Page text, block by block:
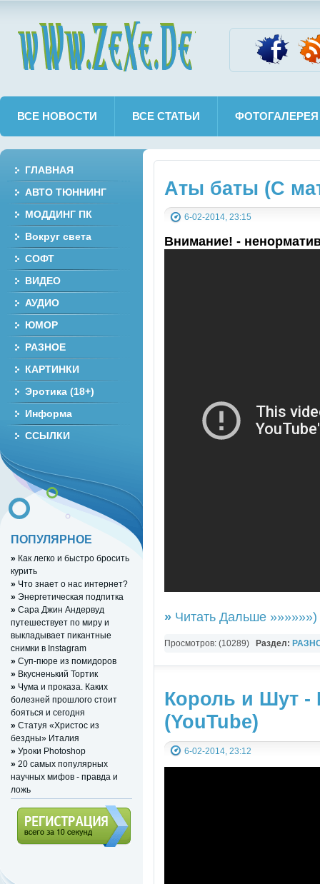
ВСЕ НОВОСТИ ВСЕ СТАТЬИ ФОТОГАЛЕРЕЯ
Аты баты (С
6-02-2014, 23:15
Внимание! -
» Читать Дальше »»»»»»)
Просмотров: (10289) Раздел:
Король и Шут -
(YouTube)
6-02-2014, 23:12
ГЛАВНАЯ
АВТО ТЮННИНГ
МОДДИНГ ПК
Вокруг света
СОФТ
ВИДЕО
АУДИО
ЮМОР
РАЗНОЕ
КАРТИНКИ
Эротика (18+)
Информа
ССЫЛКИ
ПОПУЛЯРНОЕ
» Как легко и быстро бросить
курить
» Что знает о нас интернет?
» Энергетическая подпитка
» Сара Джин Андервуд
путешествует по миру и
выкладывает пикантные
снимки в Instagram
» Суп-пюре из помидоров
» Вкусненький Тортик
» Чума и проказа. Каких
болезней прошлого стоит
бояться и сегодня
» Статуя «Христос из
бездны» Италия
» Уроки Photoshop
» 20 самых популярных
научных мифов - правда и
ложь